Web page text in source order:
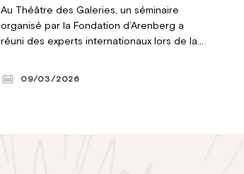
Au Théâtre des Galeries, un séminaire
organisé par la Fondation d’Arenberg a
réuni des experts internationaux lors de la
état des lieux, défis et futurs possibles ».
perspectives de la défense européenne. ©
09/03/2026